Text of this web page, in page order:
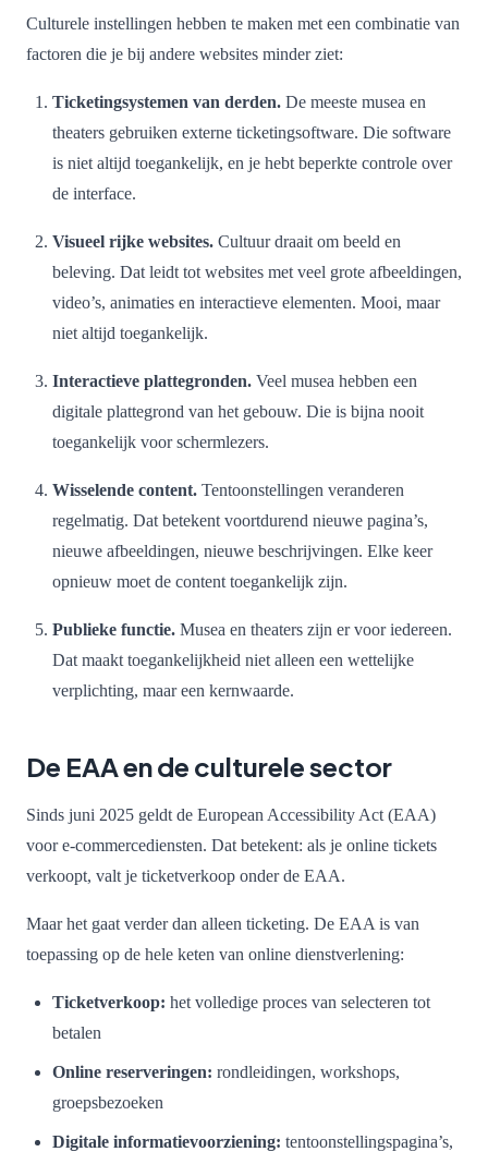
Culturele instellingen hebben te maken met een combinatie van
factoren die je bij andere websites minder ziet:
Ticketingsystemen van derden. De meeste musea en
theaters gebruiken externe ticketingsoftware. Die software
is niet altijd toegankelijk, en je hebt beperkte controle over
de interface.
Visueel rijke websites. Cultuur draait om beeld en
beleving. Dat leidt tot websites met veel grote afbeeldingen,
video’s, animaties en interactieve elementen. Mooi, maar
niet altijd toegankelijk.
Interactieve plattegronden. Veel musea hebben een
digitale plattegrond van het gebouw. Die is bijna nooit
toegankelijk voor schermlezers.
Wisselende content. Tentoonstellingen veranderen
regelmatig. Dat betekent voortdurend nieuwe pagina’s,
nieuwe afbeeldingen, nieuwe beschrijvingen. Elke keer
opnieuw moet de content toegankelijk zijn.
Publieke functie. Musea en theaters zijn er voor iedereen.
Dat maakt toegankelijkheid niet alleen een wettelijke
verplichting, maar een kernwaarde.
De EAA en de culturele sector
Sinds juni 2025 geldt de European Accessibility Act (EAA)
voor e-commercediensten. Dat betekent: als je online tickets
verkoopt, valt je ticketverkoop onder de EAA.
Maar het gaat verder dan alleen ticketing. De EAA is van
toepassing op de hele keten van online dienstverlening:
Ticketverkoop: het volledige proces van selecteren tot
betalen
Online reserveringen: rondleidingen, workshops,
groepsbezoeken
Digitale informatievoorziening: tentoonstellingspagina’s,